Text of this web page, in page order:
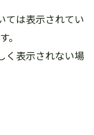
ては表示されてい
。
く表示されない場